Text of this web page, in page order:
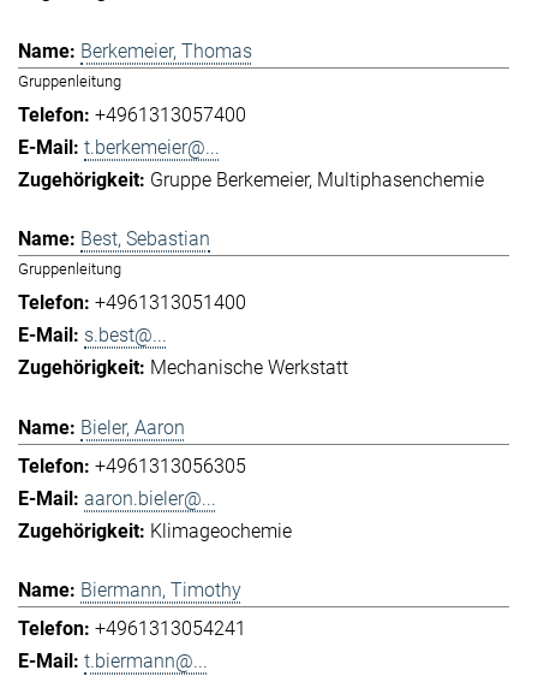
Berkemeier, Thomas
Gruppenleitung
+4961313057400
t.berkemeier@...
Gruppe Berkemeier Multiphasenchemie
Best, Sebastian
Gruppenleitung
+4961313051400
s.best@...
Mechanische Werkstatt
Bieler, Aaron
+4961313056305
aaron.bieler@...
Klimageochemie
Biermann, Timothy
+4961313054241
t.biermann@...